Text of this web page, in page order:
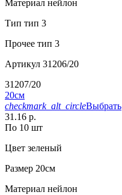
Материал нейлон
Тип тип 3
Прочее тип 3
Артикул 31206/20
31207/20
20см
checkmark_alt_circleВыбрать
31.16 р.
По 10 шт
Цвет зеленый
Размер 20см
Материал нейлон